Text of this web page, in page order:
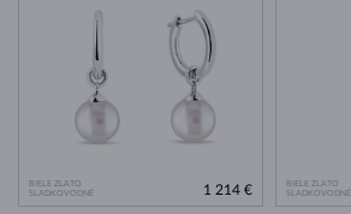
BIELE ZLATO
SLADKOVODNÉ
1 214 €
BIELE ZLATO
SLADKOVODNÉ